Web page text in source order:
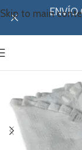
Skip to mainENVÍO